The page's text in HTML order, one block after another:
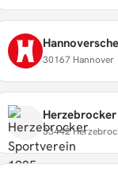
30167 Hannover
33442